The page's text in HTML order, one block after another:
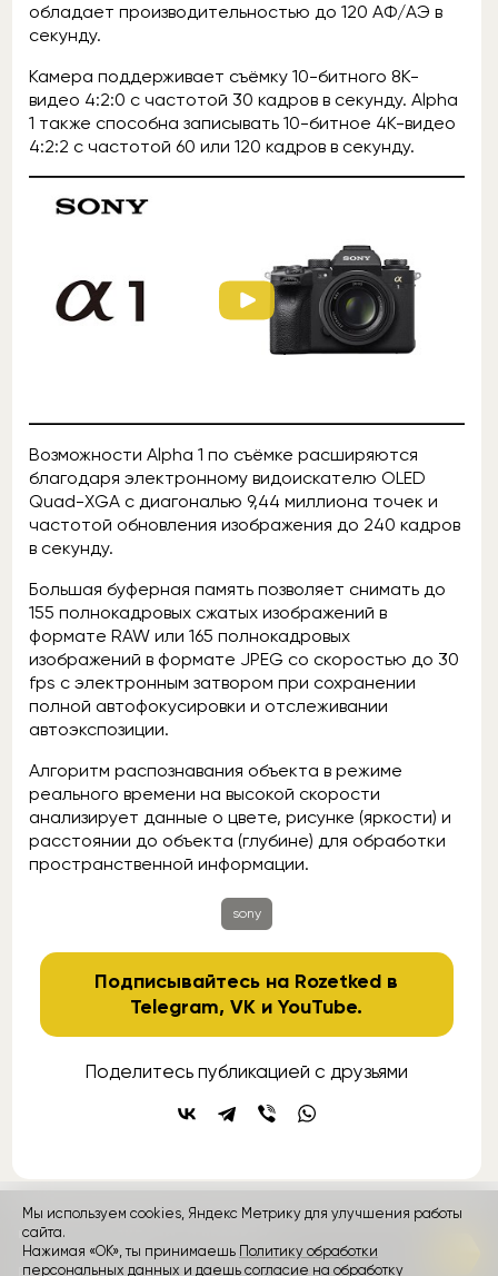
обладает производительностью до 120 АФ/АЭ в
секунду.
Камера поддерживает съёмку 10-битного 8К-
видео 4:2:0 с частотой 30 кадров в секунду. Alpha
1 также способна записывать 10-битное 4К-видео
4:2:2 с частотой 60 или 120 кадров в секунду.
Возможности Alpha 1 по съёмке расширяются
благодаря электронному видоискателю OLED
Quad-XGA с диагональю 9,44 миллиона точек и
частотой обновления изображения до 240 кадров
в секунду.
Большая буферная память позволяет снимать до
155 полнокадровых сжатых изображений в
формате RAW или 165 полнокадровых
изображений в формате JPEG со скоростью до 30
fps с электронным затвором при сохранении
полной автофокусировки и отслеживании
автоэкспозиции.
Алгоритм распознавания объекта в режиме
реального времени на высокой скорости
анализирует данные о цвете, рисунке (яркости) и
расстоянии до объекта (глубине) для обработки
пространственной информации.
sony
Подписывайтесь на Rozetked в
Telegram,VK иYouTube.
Поделитесь публикацией с друзьями
контакты
Мы используем cookies, Яндекс Метрику для улучшения работы
сайта.
Нажимая «ОК», ты принимаешь Политику обработки
персональных данных и даешь согласие на обработку